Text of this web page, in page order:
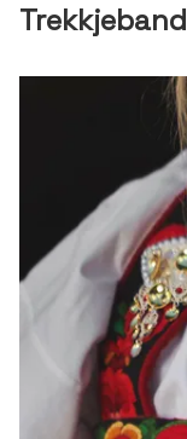
Trekkjeband